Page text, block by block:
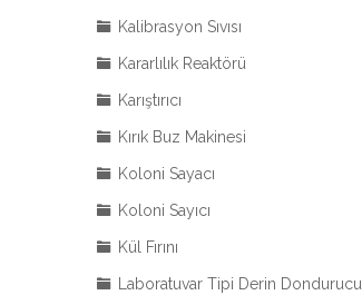
Kalibrasyon Sıvısı
Kararlılık Reaktörü
Karıştırıcı
Kırık Buz Makinesi
Koloni Sayacı
Koloni Sayıcı
Kül Fırını
Laboratuvar Tipi Derin Dondurucu